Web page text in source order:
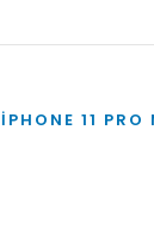
IPHONE 11 PRO